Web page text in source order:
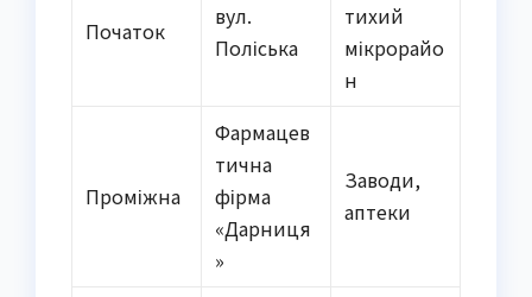
Початок
вул.
Поліська
тихий
мікрорайо
н
Проміжна
Фармацев
тична
фірма
«Дарниця
»
Заводи,
аптеки